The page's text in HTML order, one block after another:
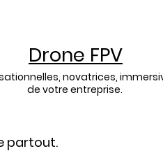
Drone FPV
novatrices,
de votre entreprise.
partout.